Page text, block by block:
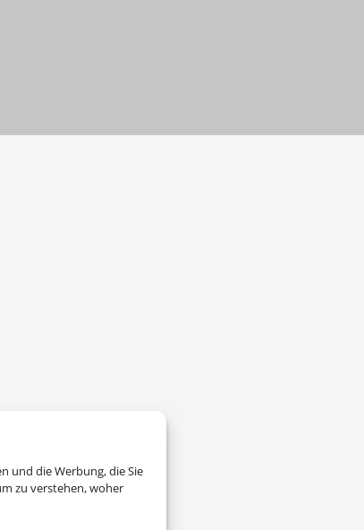
und die Werbung, die Sie
zu verstehen, woher